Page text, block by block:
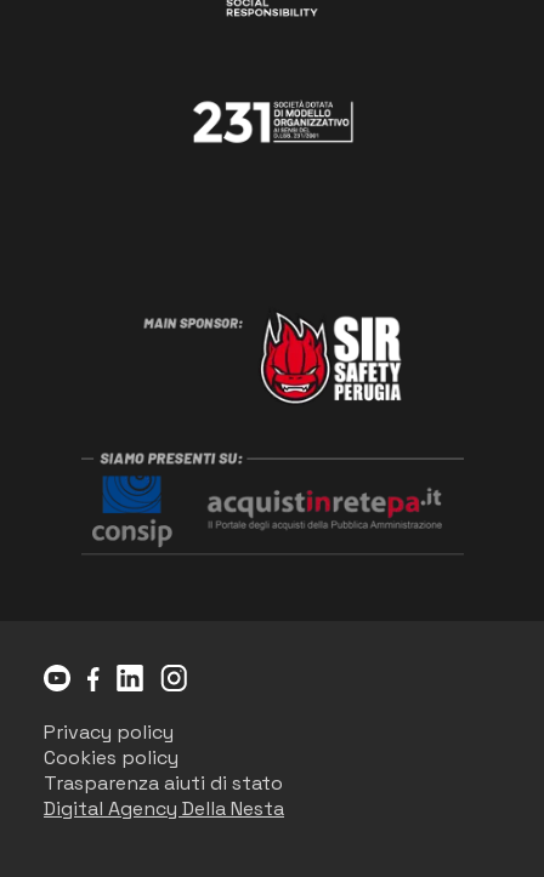
Privacy policy
Cookies policy
Trasparenza aiuti di stato
Digital Agency Della Nesta